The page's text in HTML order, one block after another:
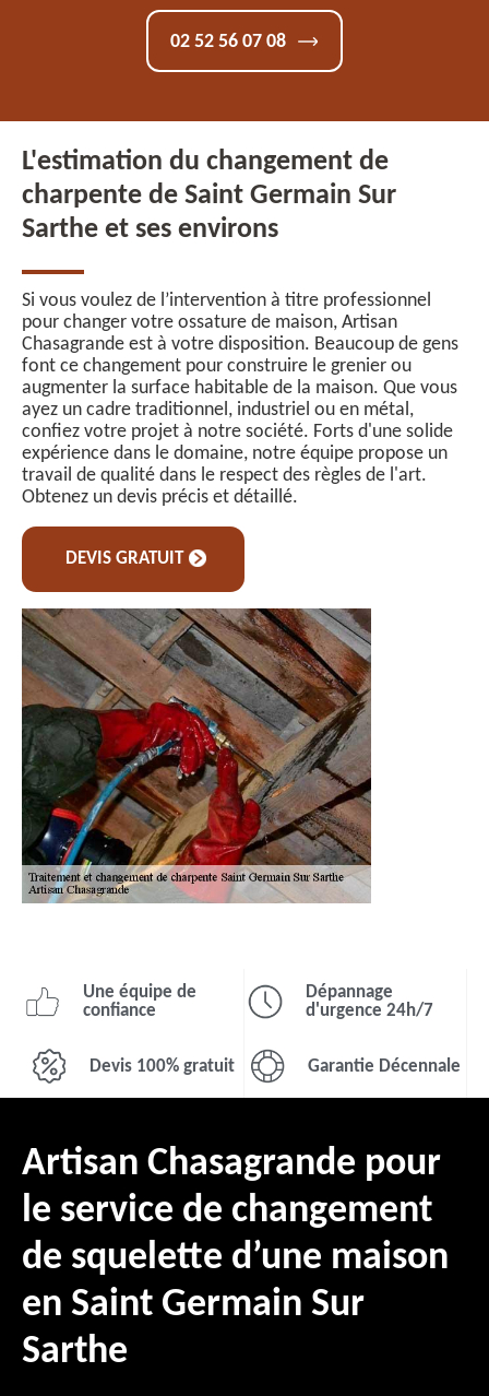
02 52 56 07 08
L'estimation du changement de
charpente de Saint Germain Sur
Sarthe et ses environs
Si vous voulez de l’intervention à titre professionnel
pour changer votre ossature de maison, Artisan
Chasagrande est à votre disposition. Beaucoup de gens
font ce changement pour construire le grenier ou
augmenter la surface habitable de la maison. Que vous
ayez un cadre traditionnel, industriel ou en métal,
confiez votre projet à notre société. Forts d'une solide
expérience dans le domaine, notre équipe propose un
travail de qualité dans le respect des règles de l'art.
Obtenez un devis précis et détaillé.
DEVIS GRATUIT
Une équipe de
confiance
Dépannage
d'urgence 24h/7
Devis 100% gratuit Garantie Décennale
Artisan Chasagrande pour
le service de changement
de squelette d’une maison
en Saint Germain Sur
Sarthe